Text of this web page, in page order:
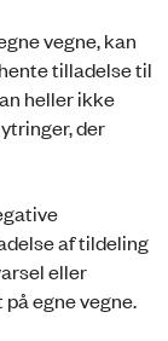
vegne, kan
tilladelse til
heller ikke
der
af tildeling
eller
egne vegne.